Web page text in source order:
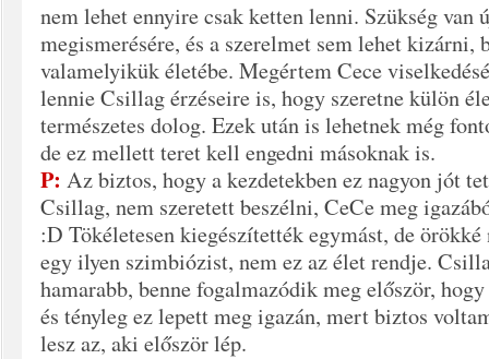
nem lehet ennyire csak ketten lenni. Szükség van
megismerésére, és a szerelmet sem lehet kizárni,
valamelyikük életébe. Megértem Cece
lennie Csillag érzéseire is, hogy szeretne külön
természetes dolog. Ezek után is lehetnek még
de ez mellett teret kell engedni másoknak is.
P: Az biztos, hogy a kezdetekben ez nagyon jót
Csillag, nem szeretett beszélni, CeCe meg
:D Tökéletesen kiegészítették egymást, de
egy ilyen szimbiózist, nem ez az élet rendje.
hamarabb, benne fogalmazódik meg először,
és tényleg ez lepett meg igazán, mert biztos
lesz az, aki először lép.